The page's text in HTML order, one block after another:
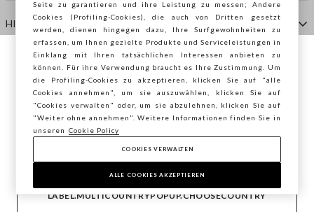
HILFE
AGENTUR
KONTAKTE
Copyright © Ovs S.p.A. MwSt.-Nr. 04240010274 - Kap.
Kap. 290.923.470 -2.4.0
Sie surfen auf der Seite von STEFANEL
Deutschland, möchten Sie Ihren Standort
speichern?
BESTÄTIGEN
LABEL.MULTICOUNTRYPOPUP.CHOOSECOUNTRY
footer.item.country Deutschland
Seite zu garantieren und ihre Leistung zu messen; Andere
Cookies (Profiling-Cookies), die auch von Dritten gesetzt
werden, dienen hingegen dazu, Ihre Surfgewohnheiten zu
erfassen, um Ihnen gezielte Produkte und Serviceleistungen in
Einklang mit Ihren tatsächlichen Interessen anbieten zu
können. Für ihre Verwendung braucht es Ihre Zustimmung. Um
die Profiling-Cookies zu akzeptieren, klicken Sie auf "alle
Cookies annehmen", um sie auszuwählen, klicken Sie auf
"Cookies verwalten" oder, um sie abzulehnen, klicken Sie auf
"Weiter ohne annehmen". Weitere Informationen finden Sie in
unseren
Cookie Policy
COOKIES VERWALTEN
ALLE COOKIES AKZEPTIEREN